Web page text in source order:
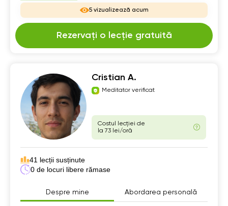
5 vizualizează acum
Rezervați o lecție gratuită
Cristian A.
Meditator verificat
Costul lecției de
la 73 lei/oră
41 lecții susținute
0 de locuri libere rămase
Despre mine Abordarea personală